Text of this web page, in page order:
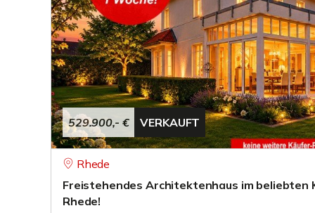
529.900,- € VERKAUFT
Rhede
Freistehendes Architektenhaus im beliebten
Rhede!